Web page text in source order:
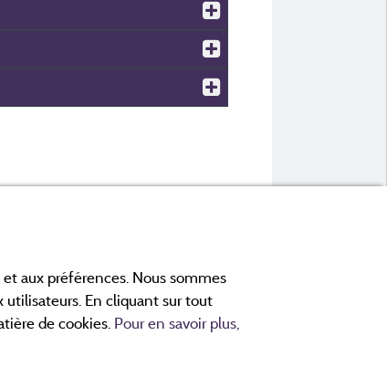
aux préférences. Nous sommes
utilisateurs. En cliquant sur tout
de cookies. Pour en savoir plus,